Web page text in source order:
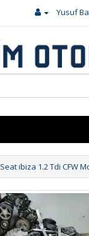
Yusuf
Seat ibiza 1.2 Tdi CFW